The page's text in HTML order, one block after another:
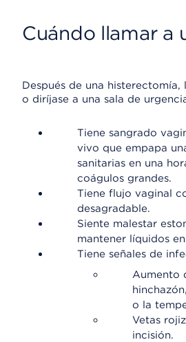
Cuándo llamar a
Después de una histerectomía,
o diríjase a una sala de
Tiene sangrado
vivo que empapa
sanitarias en una
coágulos grandes.
Tiene flujo vaginal
desagradable.
Siente malestar
mantener líquidos
Tiene señales de
Aumento
o la
Vetas
incisión.